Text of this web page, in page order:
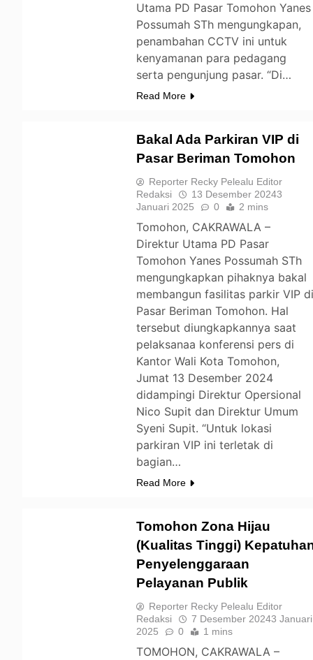
Utama PD Pasar Tomohon Yanes
Possumah STh mengungkapan,
penambahan CCTV ini untuk
kenyamanan para pedagang
serta pengunjung pasar. “Di…
Read More
Bakal Ada Parkiran VIP di
Pasar Beriman Tomohon
Reporter Recky Pelealu Editor
Redaksi
13 Desember 20243
Januari 2025
0 2 mins
Tomohon, CAKRAWALA –
Direktur Utama PD Pasar
Tomohon Yanes Possumah STh
mengungkapkan pihaknya bakal
membangun fasilitas parkir VIP
Pasar Beriman Tomohon. Hal
tersebut diungkapkannya saat
pelaksanaa konferensi pers di
Kantor Wali Kota Tomohon,
Jumat 13 Desember 2024
didampingi Direktur Opersional
Nico Supit dan Direktur Umum
Syeni Supit. “Untuk lokasi
parkiran VIP ini terletak di
bagian…
Read More
Tomohon Zona Hijau
(Kualitas Tinggi)
Penyelenggaraan
Pelayanan Publik
Reporter Recky Pelealu Editor
Redaksi
7 Desember 20243 Januari
2025
0 1 mins
TOMOHON, CAKRAWALA –